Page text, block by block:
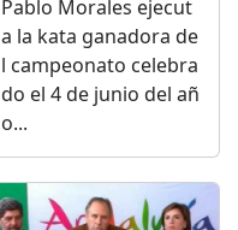
Pablo Morales ejecut
a la kata ganadora de
l campeonato celebra
do el 4 de junio del añ
o...